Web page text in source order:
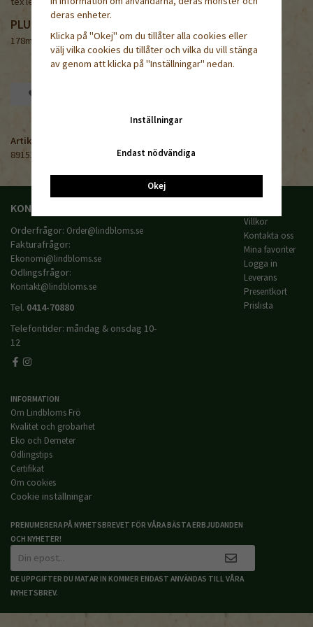
PLUGGBRÄTTETS STORLEK
178mm x 117mm x 44mm
Artikelnummer:
891515
KONTAKTA OSS
Orderfrågor: Order@lindbloms.se
Fakturafrågor:
Ekonomi@lindbloms.se
Odlingsfrågor:
Kontakt@lindbloms.se
Tel. 0414-70880
Telefontider: måndag & onsdag 10-
12
Villkor
Kontakta oss
Mina favoriter
Logga in
Leverans
Presentkort
Prislista
INFORMATION
Om Lindbloms Frö
Kvalitet och grobarhet
Eko och Demeter
Odlingstips
Certifikat
Om cookies
Cookie inställningar
PRENUMERERA PÅ NYHETSBREVET FÖR VÅRA BÄSTA ERBJUDANDEN
OCH NYHETER!
DE UPPGIFTER DU MATAR IN KOMMER ENDAST ANVÄNDAS TILL VÅRA
NYHETSBREV.
deras enheter.
Klicka på "Okej" om du tillåter alla cookies eller
välj vilka cookies du tillåter och vilka du vill stänga
av genom att klicka på "Inställningar" nedan.
Inställningar
Endast nödvändiga
Okej